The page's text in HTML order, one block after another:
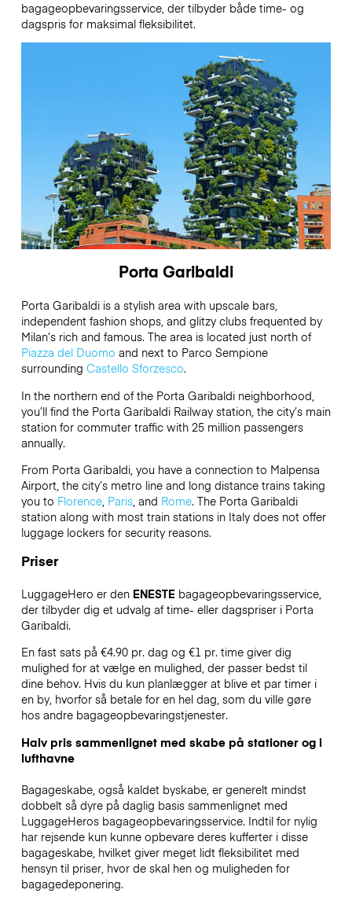
bagageopbevaringsservice, der tilbyder både time- og
dagspris for maksimal fleksibilitet.
Porta Garibaldi
Porta Garibaldi is a stylish area with upscale bars,
independent fashion shops, and glitzy clubs frequented by
Milan’s rich and famous. The area is located just north of
Piazza del Duomo and next to Parco Sempione
surrounding Castello Sforzesco.
In the northern end of the Porta Garibaldi neighborhood,
you’ll find the Porta Garibaldi Railway station, the city’s main
station for commuter traffic with 25 million passengers
annually.
From Porta Garibaldi, you have a connection to Malpensa
Airport, the city’s metro line and long distance trains taking
you to Florence, Paris, and Rome. The Porta Garibaldi
station along with most train stations in Italy does not offer
luggage lockers for security reasons.
Priser
LuggageHero er den ENESTEbagageopbevaringsservice,
der tilbyder dig et udvalg af time- eller dagspriser i Porta
Garibaldi.
En fast sats på €4.90 pr. dag og €1 pr. time giver dig
mulighed for at vælge en mulighed, der passer bedst til
dine behov. Hvis du kun planlægger at blive et par timer i
en by, hvorfor så betale for en hel dag, som du ville gøre
hos andre bagageopbevaringstjenester.
Halv pris sammenlignet med skabe på stationer og i
lufthavne
Bagageskabe, også kaldet byskabe, er generelt mindst
dobbelt så dyre på daglig basis sammenlignet med
LuggageHeros bagageopbevaringsservice. Indtil for nylig
har rejsende kun kunne opbevare deres kufferter i disse
bagageskabe, hvilket giver meget lidt fleksibilitet med
hensyn til priser, hvor de skal hen og muligheden for
bagagedeponering.